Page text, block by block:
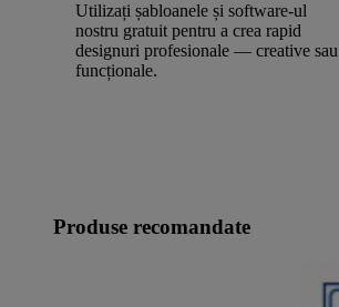
Utilizați șabloanele și software-ul
nostru gratuit pentru a crea rapid
designuri profesionale — creative sau
funcționale.
Produse recomandate